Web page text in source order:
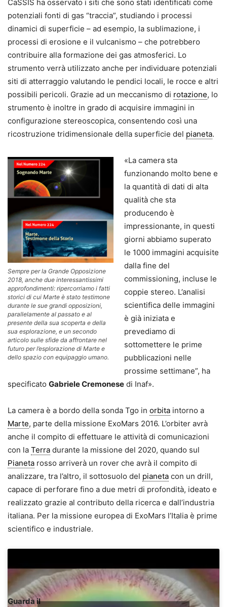
CaSSIS ha osservato i siti che sono stati identificati come
potenziali fonti di gas “traccia”, studiando i processi
dinamici di superficie – ad esempio, la sublimazione, i
processi di erosione e il vulcanismo – che potrebbero
contribuire alla formazione dei gas atmosferici. Lo
strumento verrà utilizzato anche per individuare potenziali
siti di atterraggio valutando le pendici locali, le rocce e altri
possibili pericoli. Grazie ad un meccanismo di rotazione, lo
strumento è inoltre in grado di acquisire immagini in
configurazione stereoscopica, consentendo così una
ricostruzione tridimensionale della superficie del pianeta.
Sempre per la Grande Opposizione
2018, anche due interessantissimi
approfondimenti: ripercorriamo i fatti
storici di cui Marte è stato testimone
durante le sue grandi opposizioni,
parallelamente al passato e al
presente della sua scoperta e della
sua esplorazione, e un secondo
articolo sulle sfide da affrontare nel
futuro per l’esplorazione di Marte e
dello spazio con equipaggio umano.
«La camera sta
funzionando molto bene e
la quantità di dati di alta
qualità che sta
producendo è
impressionante, in questi
giorni abbiamo superato
le 1000 immagini acquisite
dalla fine del
commissioning, incluse le
coppie stereo. L’analisi
scientifica delle immagini
è già iniziata e
prevediamo di
sottomettere le prime
pubblicazioni nelle
prossime settimane”, ha
specificato Gabriele Cremonese di Inaf».
La camera è a bordo della sonda Tgo in orbita intorno a
Marte, parte della missione ExoMars 2016. L’orbiter avrà
anche il compito di effettuare le attività di comunicazioni
con la Terra durante la missione del 2020, quando sul
Pianeta rosso arriverà un rover che avrà il compito di
analizzare, tra l’altro, il sottosuolo del pianeta con un drill,
capace di perforare fino a due metri di profondità, ideato e
realizzato grazie al contributo della ricerca e dall’industria
italiana. Per la missione europea di ExoMars l’Italia è prime
scientifico e industriale.
Guarda il